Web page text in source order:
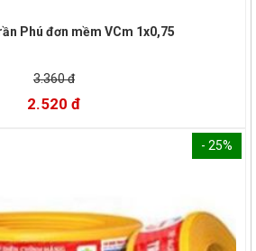
Phú đơn mềm VCm 1x0,75
3.360 đ
2.520 đ
- 25%